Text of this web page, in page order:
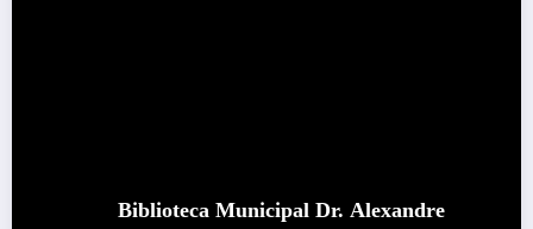
Biblioteca Municipal Dr. Alexandre